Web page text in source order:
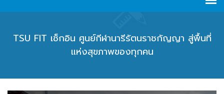
TSU FIT เช็กอิน ศูนย์กีฬานารีรัตนราชกัญญา สู่พื้นที่
แห่งสุขภาพของทุกคน